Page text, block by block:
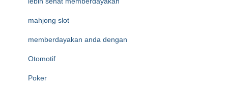
mahjong slot
memberdayakan anda dengan
Otomotif
Poker